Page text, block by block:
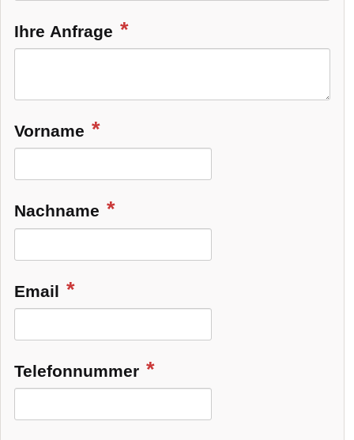
Ihre Anfrage
Vorname
Nachname
Email
Telefonnummer